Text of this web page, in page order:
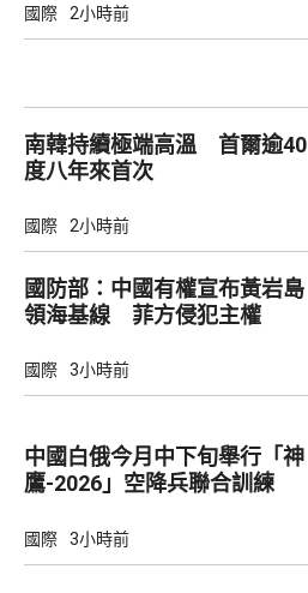
國際 2小時前
南韓持續極端高溫 首爾逾40
度八年來首次
國際 2小時前
國防部：中國有權宣布黃岩島
領海基線 菲方侵犯主權
國際 3小時前
中國白俄今月中下旬舉行「神
鷹-2026」空降兵聯合訓練
國際 3小時前